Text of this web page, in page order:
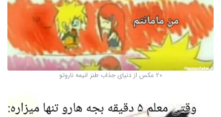
20 عکس از دنیای جذاب طنز انیمه ناروتو